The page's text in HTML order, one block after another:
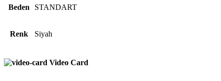
Beden STANDART
Renk Siyah
Video Card